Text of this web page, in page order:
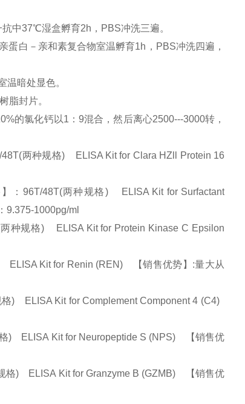
抗中37℃湿盒孵育2h ， PBS冲洗三遍。
蛋白－亲和素复合物室温孵育1h ， PBS冲洗四遍，
温暗处显色。
脂封片。
的氯化钙以1 ： 9混合，然后离心2500---3000转，
两种规格) ELISA Kit for Clara HZll Protein 16
96T/48T(两种规格) ELISA Kit for Surfactant
9.375-1000pg/ml
种规格) ELISA Kit for Protein Kinase C Epsilon
Kit for Renin (REN) 【销售优势】:量大从
) ELISA Kit for Complement Component 4 (C4)
) ELISA Kit for Neuropeptide S (NPS) 【销售优
) ELISA Kit for Granzyme B (GZMB) 【销售优